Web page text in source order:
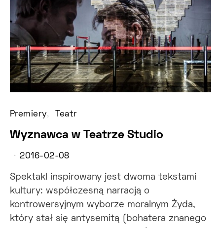
Premiery Teatr
Wyznawca w Teatrze Studio
2016-02-08
Spektakl inspirowany jest dwoma tekstami
kultury: współczesną narracją o
kontrowersyjnym wyborze moralnym Żyda,
który stał się antysemitą (bohatera znanego